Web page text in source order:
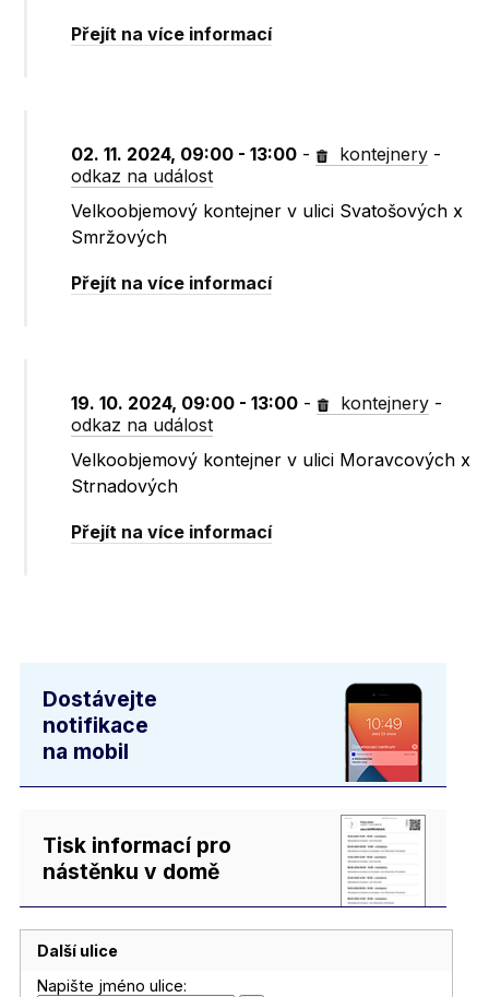
Přejít na více informací
02. 11. 2024, 09:00 - 13:00 - kontejnery -
odkaz na událost
Velkoobjemový kontejner v ulici Svatošových x
Smržových
Přejít na více informací
19. 10. 2024, 09:00 - 13:00 - kontejnery -
odkaz na událost
Velkoobjemový kontejner v ulici Moravcových x
Strnadových
Přejít na více informací
Dostávejte
notifikace
na mobil
Tisk informací pro
nástěnku v domě
Další ulice
Napište jméno ulice: